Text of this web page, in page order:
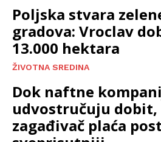
Poljska stvara
gradova: Vroclav
13.000 hektara
ŽIVOTNA SREDINA
Dok naftne
udvostručuju dobit,
zagađivač plaća